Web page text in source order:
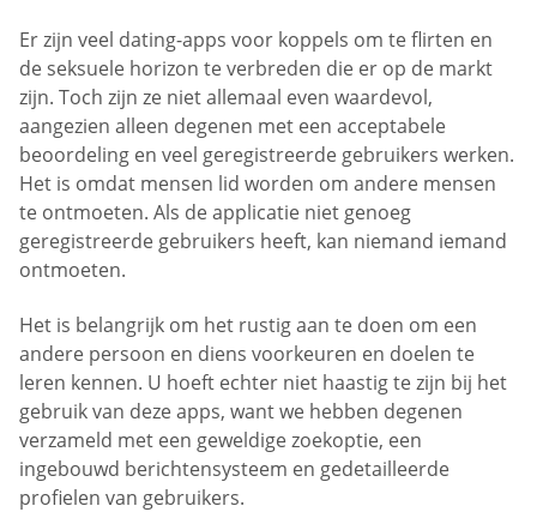
Er zijn veel dating-apps voor koppels om te flirten en
de seksuele horizon te verbreden die er op de markt
zijn. Toch zijn ze niet allemaal even waardevol,
aangezien alleen degenen met een acceptabele
beoordeling en veel geregistreerde gebruikers werken.
Het is omdat mensen lid worden om andere mensen
te ontmoeten. Als de applicatie niet genoeg
geregistreerde gebruikers heeft, kan niemand iemand
ontmoeten.
Het is belangrijk om het rustig aan te doen om een
andere persoon en diens voorkeuren en doelen te
leren kennen. U hoeft echter niet haastig te zijn bij het
gebruik van deze apps, want we hebben degenen
verzameld met een geweldige zoekoptie, een
ingebouwd berichtensysteem en gedetailleerde
profielen van gebruikers.